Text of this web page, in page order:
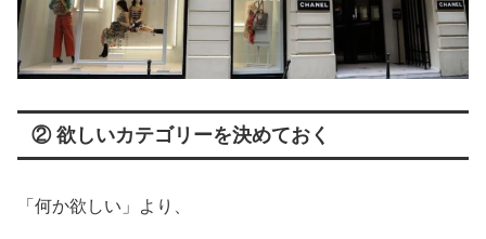
② 欲しいカテゴリーを決めておく
「何か欲しい」より、